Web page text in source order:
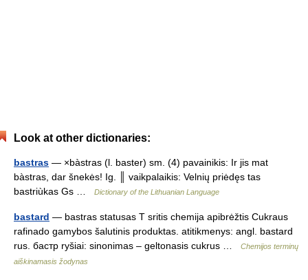
Look at other dictionaries:
bastras — ×bàstras (l. baster) sm. (4) pavainikis: Ir jis mat
bàstras, dar šnekės! Ig. ║ vaikpalaikis: Velnių priėdęs tas
bastriùkas Gs …
Dictionary of the Lithuanian Language
bastard — bastras statusas T sritis chemija apibrėžtis Cukraus
rafinado gamybos šalutinis produktas. atitikmenys: angl. bastard
rus. бастр ryšiai: sinonimas – geltonasis cukrus …
Chemijos terminų
aiškinamasis žodynas